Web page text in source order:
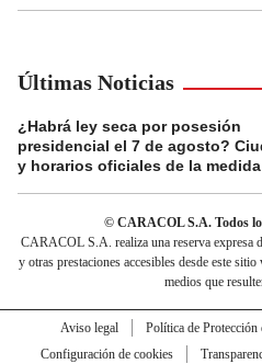
Últimas Noticias
¿Habrá ley seca por posesión
presidencial el 7 de agosto?
y horarios oficiales de la medida
© CARACOL S.A. Todos
CARACOL S.A. realiza una reserva expresa
y otras prestaciones accesibles desde este
medios que
Aviso legal Política de Protección
Configuración de cookies